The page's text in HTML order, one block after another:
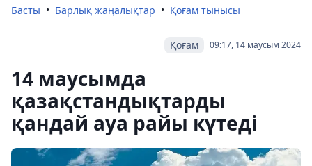
Басты Барлық жаңалықтар Қоғам тынысы
09:17, 14 маусым 2024
Қоғам
14 маусымда
қазақстандықтарды
қандай ауа райы күтеді